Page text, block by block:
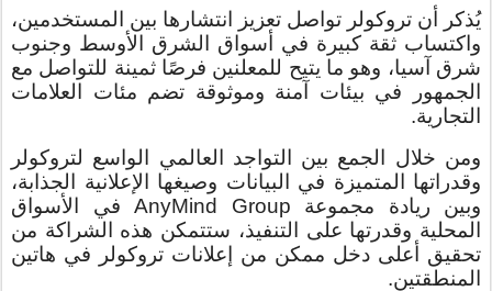
يُذكر أن تروكولر تواصل تعزيز انتشارها بين المستخدمين،
واكتساب ثقة كبيرة في أسواق الشرق الأوسط وجنوب
شرق آسيا، وهو ما يتيح للمعلنين فرصًا ثمينة للتواصل مع
الجمهور في بيئات آمنة وموثوقة تضم مئات العلامات
التجارية.
ومن خلال الجمع بين التواجد العالمي الواسع لتروكولر
وقدراتها المتميزة في البيانات وصيغها الإعلانية الجذابة،
وبين ريادة مجموعة AnyMind Group في الأسواق
المحلية وقدرتها على التنفيذ، ستتمكن هذه الشراكة من
تحقيق أعلى دخل ممكن من إعلانات تروكولر في هاتين
المنطقتين.